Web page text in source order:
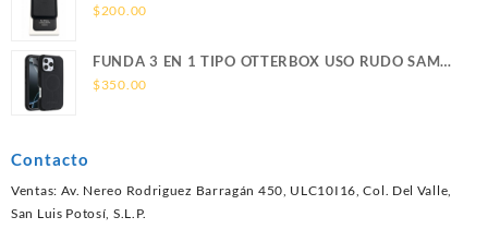
LEATHER WALLET MAGSAFE
$200.00
FUNDA 3 EN 1 TIPO OTTERBOX USO RUDO SAM
S26 ULTRA SAMSUNG S26 ULTRA
$350.00
Contacto
Ventas: Av. Nereo Rodriguez Barragán 450, ULC10I16, Col. Del Valle,
San Luis Potosí, S.L.P.